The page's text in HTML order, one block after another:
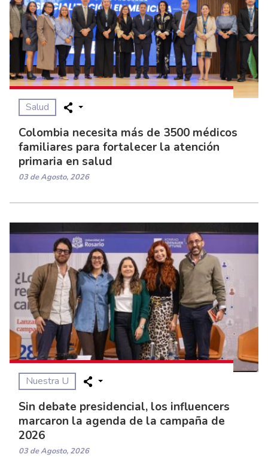
Salud
Colombia necesita más de 3500 médicos
familiares para fortalecer la atención
primaria en salud
03 de Agosto, 2026
Nuestra U
Sin debate presidencial, los influencers
marcaron la agenda de la campaña de
2026
03 de Agosto, 2026